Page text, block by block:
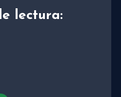
lectura: